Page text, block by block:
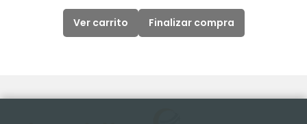
Ver carrito Finalizar compra